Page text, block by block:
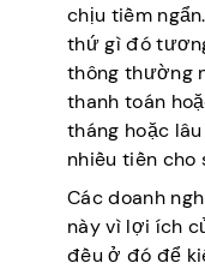
chịu tiềm
thứ gì đó
thông thường
thanh toán
tháng hoặc
nhiều tiền cho
Các doanh
này vì lợi ích
đều ở đó để